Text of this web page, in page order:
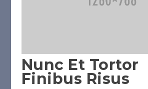
Nunc Et Tortor
Finibus Risus